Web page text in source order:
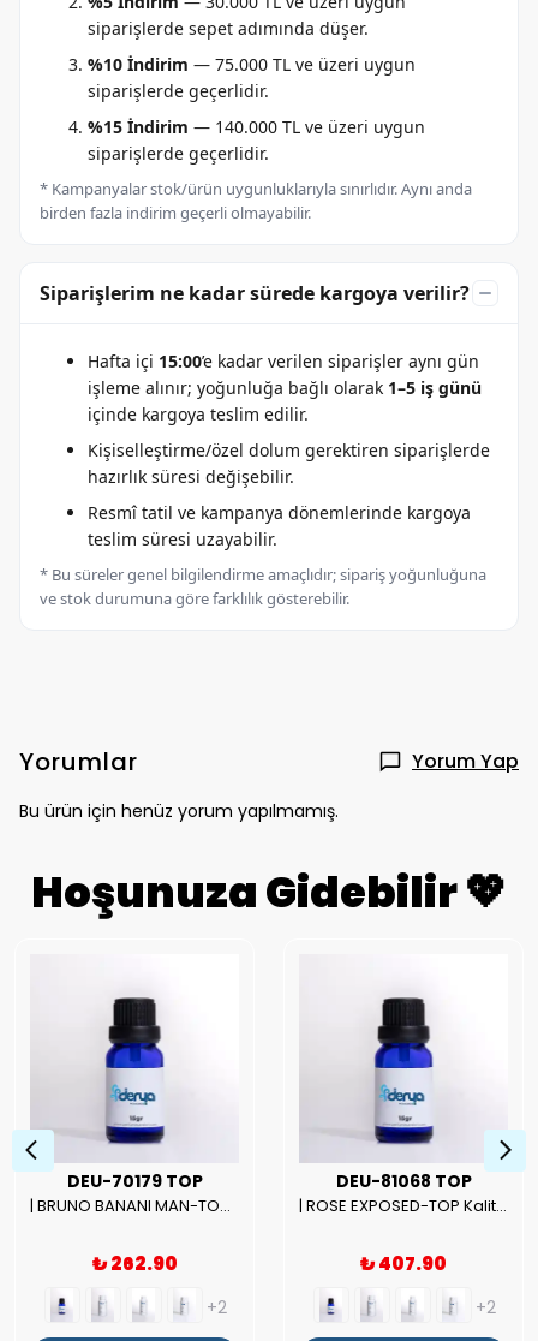
siparişlerde sepet adımında düşer.
%10 İndirim — 75.000 TL ve üzeri uygun
siparişlerde geçerlidir.
%15 İndirim — 140.000 TL ve üzeri uygun
siparişlerde geçerlidir.
* Kampanyalar stok/ürün uygunluklarıyla sınırlıdır. Aynı anda
birden fazla indirim geçerli olmayabilir.
Siparişlerim ne kadar sürede kargoya verilir?
Hafta içi 15:00’e kadar verilen siparişler aynı gün
işleme alınır; yoğunluğa bağlı olarak 1–5 iş günü
içinde kargoya teslim edilir.
Kişiselleştirme/özel dolum gerektiren siparişlerde
hazırlık süresi değişebilir.
Resmî tatil ve kampanya dönemlerinde kargoya
teslim süresi uzayabilir.
* Bu süreler genel bilgilendirme amaçlıdır; sipariş yoğunluğuna
ve stok durumuna göre farklılık gösterebilir.
Yorumlar Yorum Yap
Bu ürün için henüz yorum yapılmamış.
Hoşunuza Gidebilir 💖
DEU-70179 TOP
| BRUNO BANANI MAN-TOP Kalite Erkek Parfüm Esansı.|
₺ 262.90
+2
DEU-81068 TOP
| ROSE EXPOSED-TOP Kalite Unısex Parfüm Esansı.|
₺ 407.90
+2